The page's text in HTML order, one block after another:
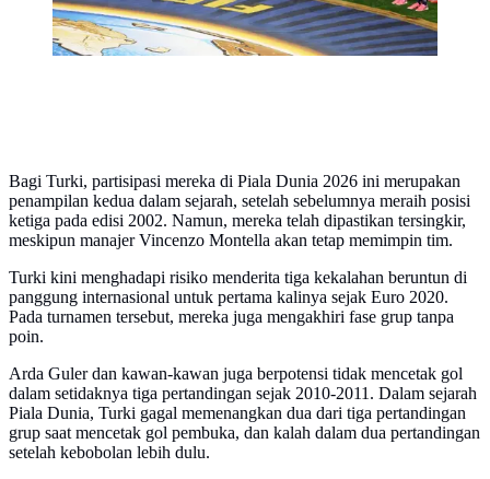
Bagi Turki, partisipasi mereka di Piala Dunia 2026 ini merupakan
penampilan kedua dalam sejarah, setelah sebelumnya meraih posisi
ketiga pada edisi 2002. Namun, mereka telah dipastikan tersingkir,
meskipun manajer Vincenzo Montella akan tetap memimpin tim.
Turki kini menghadapi risiko menderita tiga kekalahan beruntun di
panggung internasional untuk pertama kalinya sejak Euro 2020.
Pada turnamen tersebut, mereka juga mengakhiri fase grup tanpa
poin.
Arda Guler dan kawan-kawan juga berpotensi tidak mencetak gol
dalam setidaknya tiga pertandingan sejak 2010-2011. Dalam sejarah
Piala Dunia, Turki gagal memenangkan dua dari tiga pertandingan
grup saat mencetak gol pembuka, dan kalah dalam dua pertandingan
setelah kebobolan lebih dulu.